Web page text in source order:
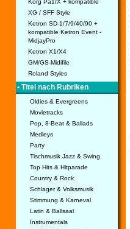
Korg Pa1/X + kompatible
XG / SFF Style
Ketron SD-1/7/9/40/90 +
kompatible Ketron Event -
MidjayPro
Ketron X1/X4
GM/GS-Midifile
Roland Styles
• Titel nach Rubriken
Oldies & Evergreens
Movietracks
Pop, 8-Beat & Ballads
Medleys
Party
Tischmusik Jazz & Swing
Top Hits & Hitparade
Country & Rock
Schlager & Volksmusik
Stimmung & Karneval
Latin & Ballsaal
Instrumentals